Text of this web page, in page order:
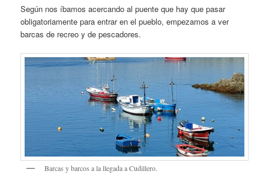
Según nos íbamos acercando al puente que hay que pasar
obligatoriamente para entrar en el pueblo, empezamos a ver
barcas de recreo y de pescadores.
Barcas y barcos a la llegada a Cudillero.